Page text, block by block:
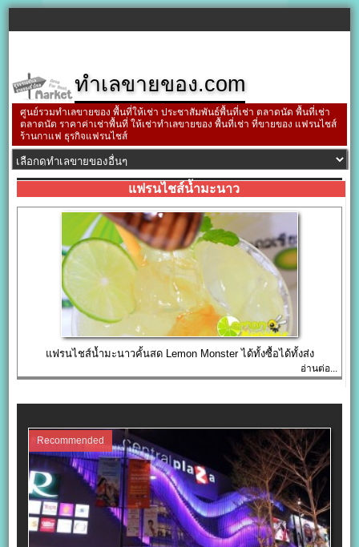
ทำเลขายของ.com
ศูนย์รวมทำเลขายของ พื้นที่ให้เช่า ประชาสัมพันธ์พื้นที่เช่า ตลาดนัด พื้นที่เช่า
ตลาดนัด ราคาค่าเช่าพื้นที่ ให้เช่าทำเลขายของ พื้นที่เช่า ที่ขายของ แฟรนไชส์
ร้านกาแฟ ธุรกิจแฟรนไชส์
แฟรนไชส์น้ำมะนาว
แฟรนไชส์น้ำมะนาวคั้นสด Lemon Monster ได้ทั้งซื้อได้ทั้งส่ง
อ่านต่อ...
Recommended